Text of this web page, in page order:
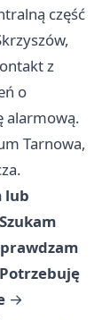
część
z
o
alarmową.
Tarnowa,
lub
Szukam
Potrzebuję
→